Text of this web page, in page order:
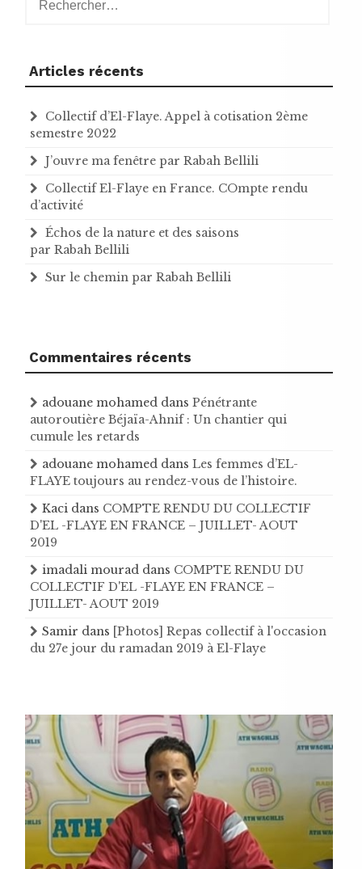
Articles récents
Collectif d’El-Flaye. Appel à cotisation 2ème
semestre 2022
J’ouvre ma fenêtre par Rabah Bellili
Collectif El-Flaye en France. COmpte rendu
d’activité
Échos de la nature et des saisons
par Rabah Bellili
Sur le chemin par Rabah Bellili
Commentaires récents
adouane mohamed dans Pénétrante
autoroutière Béjaïa-Ahnif : Un chantier qui
cumule les retards
adouane mohamed dans Les femmes d’EL-
FLAYE toujours au rendez-vous de l’histoire .
Kaci dans COMPTE RENDU DU COLLECTIF
D'EL -FLAYE EN FRANCE – JUILLET- AOUT
2019
imadali mourad dans COMPTE RENDU DU
COLLECTIF D'EL -FLAYE EN FRANCE –
JUILLET- AOUT 2019
Samir dans [Photos] Repas collectif à l'occasion
du 27e jour du ramadan 2019 à El-Flaye